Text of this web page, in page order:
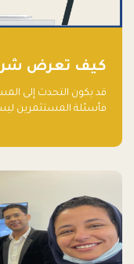
كيف تعرض
قد يكون التحدث إلى
فأسئلة المستثمرين